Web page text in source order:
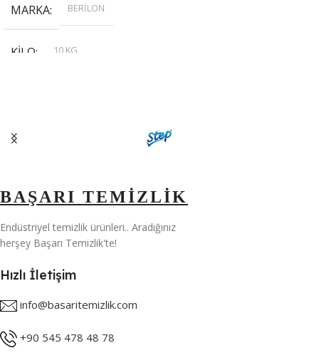
MARKA BERİLON
KILO
10 KG
BAŞARI TEMİZLİK
Endüstriyel temizlik ürünleri.. Aradığınız
herşey Başarı Temizlik'te!
Hızlı İletişim
info@basaritemizlik.com
+90 545 478 48 78